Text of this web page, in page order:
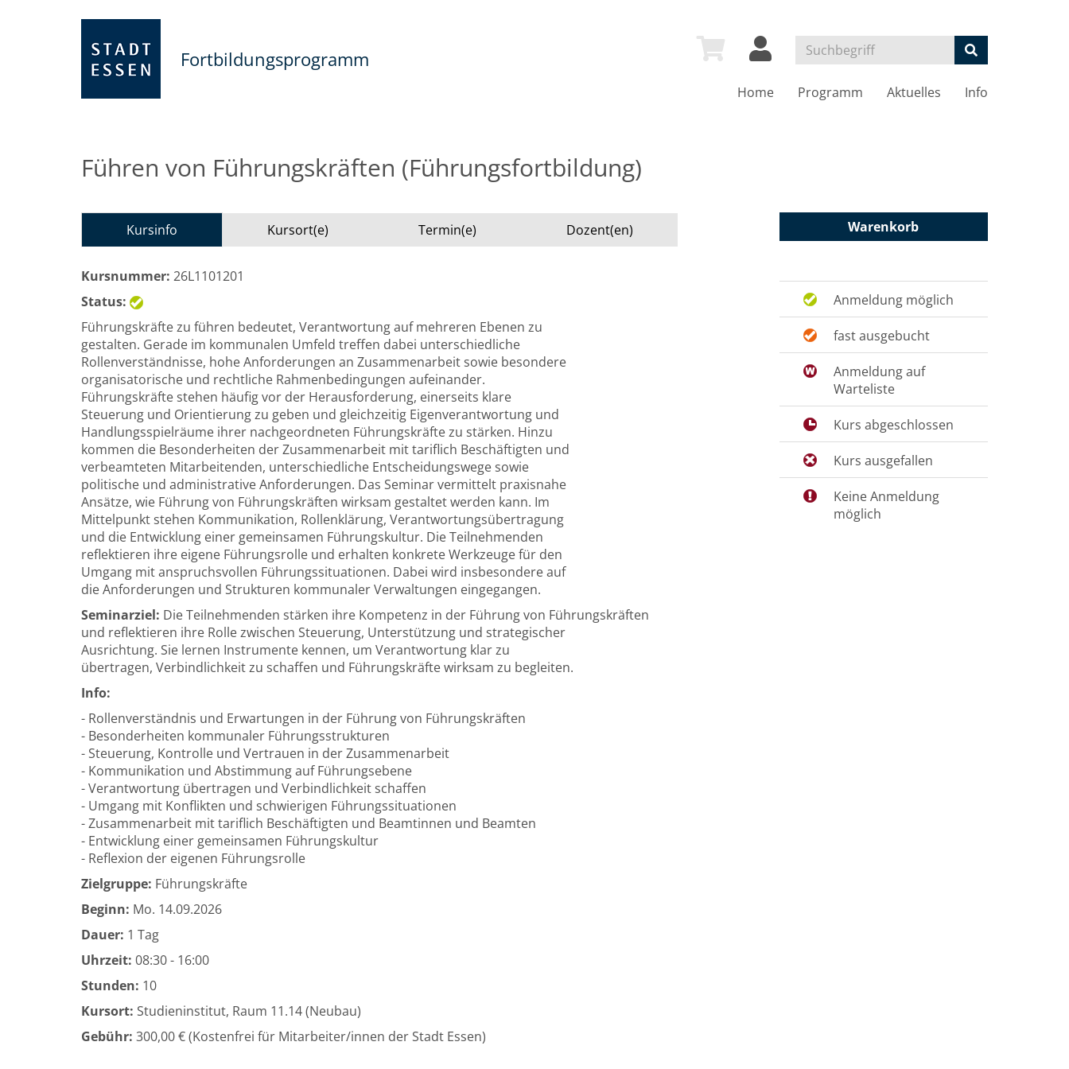
Fortbildungsprogramm
Home Programm Aktuelles Info
Führen von Führungskräften (Führungsfortbildung)
Kursinfo Kursort(e) Termin(e) Dozent(en)
Kursnummer: 26L1101201
Status:
Führungskräfte zu führen bedeutet, Verantwortung auf mehreren Ebenen zu
gestalten. Gerade im kommunalen Umfeld treffen dabei unterschiedliche
Rollenverständnisse, hohe Anforderungen an Zusammenarbeit sowie besondere
organisatorische und rechtliche Rahmenbedingungen aufeinander.
Führungskräfte stehen häufig vor der Herausforderung, einerseits klare
Steuerung und Orientierung zu geben und gleichzeitig Eigenverantwortung und
Handlungsspielräume ihrer nachgeordneten Führungskräfte zu stärken. Hinzu
kommen die Besonderheiten der Zusammenarbeit mit tariflich Beschäftigten und
verbeamteten Mitarbeitenden, unterschiedliche Entscheidungswege sowie
politische und administrative Anforderungen. Das Seminar vermittelt praxisnahe
Ansätze, wie Führung von Führungskräften wirksam gestaltet werden kann. Im
Mittelpunkt stehen Kommunikation, Rollenklärung, Verantwortungsübertragung
und die Entwicklung einer gemeinsamen Führungskultur. Die Teilnehmenden
reflektieren ihre eigene Führungsrolle und erhalten konkrete Werkzeuge für den
Umgang mit anspruchsvollen Führungssituationen. Dabei wird insbesondere auf
die Anforderungen und Strukturen kommunaler Verwaltungen eingegangen.
Seminarziel: Die Teilnehmenden stärken ihre Kompetenz in der Führung von Führungskräften
und reflektieren ihre Rolle zwischen Steuerung, Unterstützung und strategischer
Ausrichtung. Sie lernen Instrumente kennen, um Verantwortung klar zu
übertragen, Verbindlichkeit zu schaffen und Führungskräfte wirksam zu begleiten.
Info:
- Rollenverständnis und Erwartungen in der Führung von Führungskräften
- Besonderheiten kommunaler Führungsstrukturen
- Steuerung, Kontrolle und Vertrauen in der Zusammenarbeit
- Kommunikation und Abstimmung auf Führungsebene
- Verantwortung übertragen und Verbindlichkeit schaffen
- Umgang mit Konflikten und schwierigen Führungssituationen
- Zusammenarbeit mit tariflich Beschäftigten und Beamtinnen und Beamten
- Entwicklung einer gemeinsamen Führungskultur
- Reflexion der eigenen Führungsrolle
Zielgruppe: Führungskräfte
Beginn: Mo. 14.09.2026
Dauer: 1 Tag
Uhrzeit: 08:30 - 16:00
Stunden: 10
Kursort: Studieninstitut, Raum 11.14 (Neubau)
Gebühr: 300,00 € (Kostenfrei für Mitarbeiter/innen der Stadt Essen)
Warenkorb
Anmeldung möglich
fast ausgebucht
Anmeldung auf
Warteliste
Kurs abgeschlossen
Kurs ausgefallen
Keine Anmeldung
möglich